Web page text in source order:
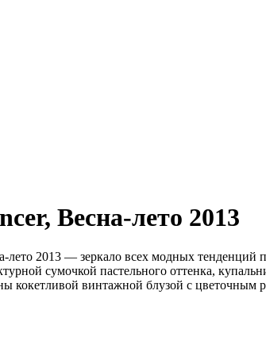
Весна-лето 2013
2013 — зеркало всех модных тенденций
сумочкой пастельного оттенка,
кокетливой винтажной блузой с цветочным